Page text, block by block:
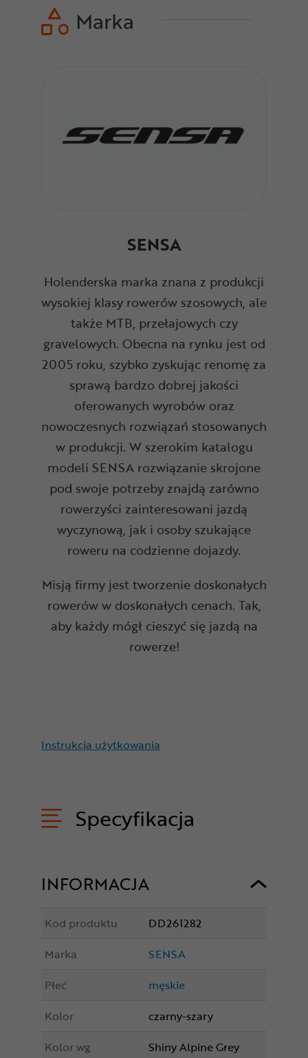
Marka
SENSA
Holenderska marka znana z produkcji
wysokiej klasy rowerów szosowych, ale
także MTB, przełajowych czy
gravelowych. Obecna na rynku jest od
2005 roku, szybko zyskując renomę za
sprawą bardzo dobrej jakości
oferowanych wyrobów oraz
nowoczesnych rozwiązań stosowanych
w produkcji. W szerokim katalogu
modeli SENSA rozwiązanie skrojone
pod swoje potrzeby znajdą zarówno
rowerzyści zainteresowani jazdą
wyczynową, jak i osoby szukające
roweru na codzienne dojazdy.
Misją firmy jest tworzenie doskonałych
rowerów w doskonałych cenach. Tak,
aby każdy mógł cieszyć się jazdą na
rowerze!
Instrukcja użytkowania
Specyfikacja
INFORMACJA
Kod produktu
DD261282
Marka
SENSA
Płeć
męskie
Kolor
czarny-szary
Kolor wg
Shiny Alpine Grey